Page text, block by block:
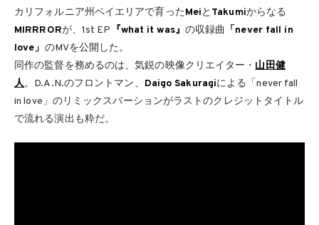
カリフォルニア州ベイエリアで育ったMeiと Takumiからなる
MIRRRORが、1st EP 『what it was』 の収録曲 「never fall in
love」 のMVを公開した。
同作の監督を務めるのは、気鋭の映像クリエイター・ 山田健
人。D.A.N.のフロントマン、 Daigo Sakuragiによる「never fall
in love」のリミックスバーションがラストのクレジットタイトル
で流れる演出も粋だ。